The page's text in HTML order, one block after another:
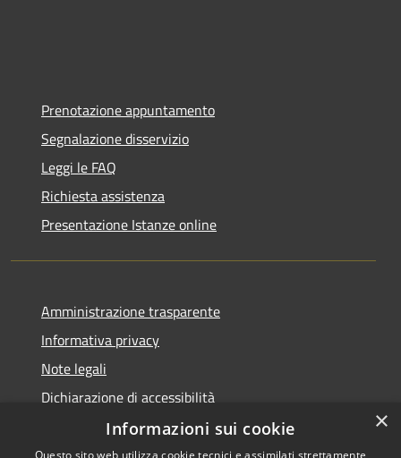
Prenotazione appuntamento
Segnalazione disservizio
Leggi le FAQ
Richiesta assistenza
Presentazione Istanze online
Amministrazione trasparente
Informativa privacy
Note legali
Dichiarazione di accessibilità
×
Informazioni sui cookie
Questo sito web utilizza cookie tecnici e assimilati strettamente